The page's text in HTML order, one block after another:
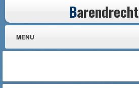
Barendrecht
MENU